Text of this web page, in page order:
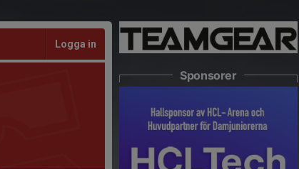
Logga in
Sponsorer